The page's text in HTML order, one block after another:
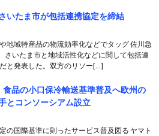
いたま市が包括連携協定を締結
地域特産品の物流効率化などでタッグ 佐川急
さいたま市と地域活性化などに関して包括連
と発表した。双方のリソー[…]
食品の小口保冷輸送基準普及へ欧州の
とコンソーシアム設立
の国際基準に則ったサービス普及図る ヤマト